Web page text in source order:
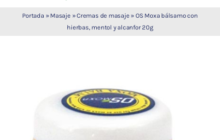
Electroacupuntura
Portada » Masaje »Cremas de masaje » OS Moxa bálsamo con
hierbas, mentol y alcanfor 20g